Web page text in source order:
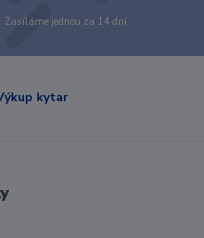
Zasíláme jednou za 14 dní.
kytar